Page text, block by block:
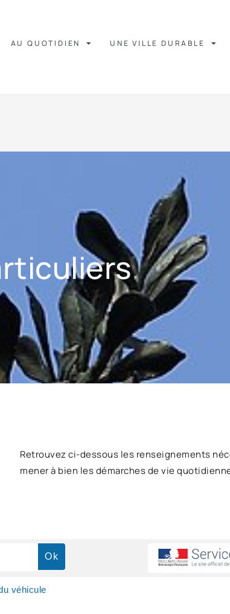
AU QUOTIDIEN UNE VILLE DURABLE
Retrouvez ci-dessous les renseignements
mener à bien les démarches de vie
véhicule